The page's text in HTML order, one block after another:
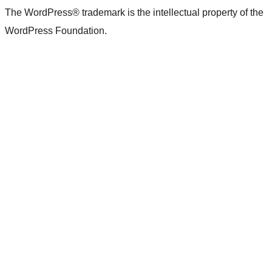
The WordPress® trademark is the intellectual property of the
WordPress Foundation.